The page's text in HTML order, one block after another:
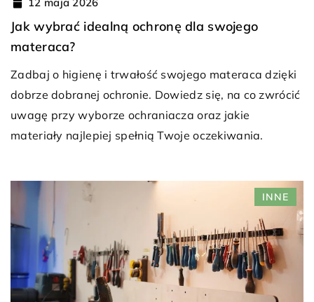
Jak wybrać idealną ochronę dla swojego
materaca?
Zadbaj o higienę i trwałość swojego materaca dzięki
dobrze dobranej ochronie. Dowiedz się, na co zwrócić
uwagę przy wyborze ochraniacza oraz jakie
materiały najlepiej spełnią Twoje oczekiwania.
INNE